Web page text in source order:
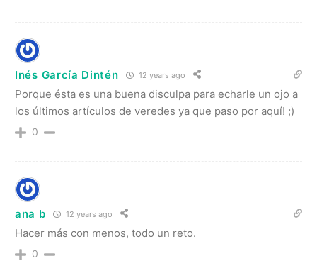
Inés García Dintén 12 years ago
Porque ésta es una buena disculpa para echarle un ojo a
los últimos artículos de veredes ya que paso por aquí! ;)
0
ana b 12 years ago
Hacer más con menos, todo un reto.
0